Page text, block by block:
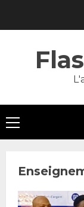
Primary
Menu